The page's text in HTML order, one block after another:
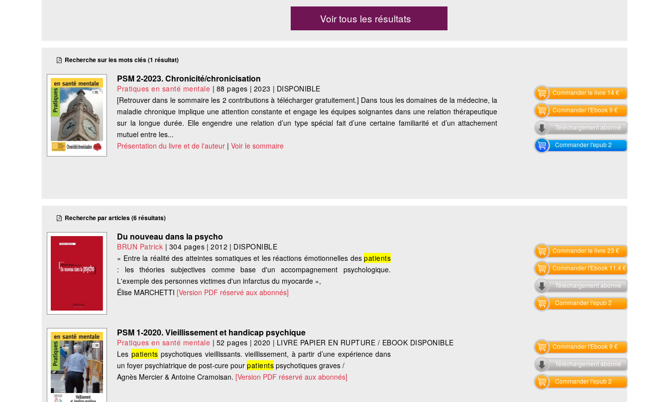
Voir tous les résultats
Recherche sur les mots clés (1 résultat)
PSM 2-2023. Chronicité/chronicisation
Pratiques en santé mentale | 88 pages | 2023 | DISPONIBLE
[Retrouver dans le sommaire les 2 contributions à télécharger gratuitement.] Dans tous les domaines de la médecine, la
maladie chronique implique une attention constante et engage les équipes soignantes dans une relation thérapeutique
sur la longue durée. Elle engendre une relation d’un type spécial fait d’une certaine familiarité et d’un attachement
mutuel entre les...
Présentation du livre et de l'auteur |Voir le sommaire
Commander le livre 14 €
Commander l'Ebook 9 €
Téléchargement abonné
Commander l'epub 2
Recherche par articles (6 résultats)
Du nouveau dans la psycho
BRUN Patrick | 304 pages |2012 | DISPONIBLE
« Entre la réalité des atteintes somatiques et les réactions émotionnelles despatients
: les théories subjectives comme base d'un accompagnement psychologique.
L'exemple des personnes victimes d'un infarctus du myocarde »,
Élise MARCHETTI [Version PDF réservé aux abonnés]
Commander le livre 23 €
Commander l'Ebook 11.4 €
Téléchargement abonné
Commander l'epub 2
PSM 1-2020. Vieillissement et handicap psychique
Pratiques en santé mentale | 52 pages | 2020 | LIVRE PAPIER EN RUPTURE / EBOOK DISPONIBLE
Les patients psychotiques vieillissants. vieillissement, à partir d’une expérience dans
un foyer psychiatrique de post-cure pourpatients psychotiques graves /
Agnès Mercier & Antoine Cramoisan. [Version PDF réservé aux abonnés]
Commander l'Ebook 9 €
Téléchargement abonné
Commander l'epub 2